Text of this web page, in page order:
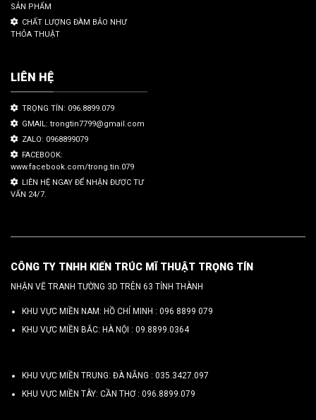
SẢN PHẨM
CHẤT LƯỢNG ĐÀM BẢO NHƯ
THỎA THUẬT
LIÊN HỆ
TRỌNG TÍN: 096.8899.079
GMAIL: trongtin7799@gmail.com
ZALO: 0968899079
FACEBOOK:
www.facebook.com/trong.tin.079
LIÊN HỆ NGAY ĐỂ NHẬN ĐƯỢC TƯ
VẤN 24/7.
CÔNG TY TNHH KIẾN TRÚC MĨ THUẬT TRỌNG TÍN
NHẬN VẼ TRANH TƯỜNG 3D TRÊN 63 TỈNH THÀNH
KHU VỰC MIỀN NAM: HỒ CHÍ MINH : 096 8899 079
KHU VỰC MIỀN BẮC: HÀ NỘI : 09.8899.0364
KHU VỰC MIỀN TRUNG: ĐÀ NẴNG : 035.3427.097
KHU VỰC MIỀN TÂY: CẦN THƠ : 096.8899.079